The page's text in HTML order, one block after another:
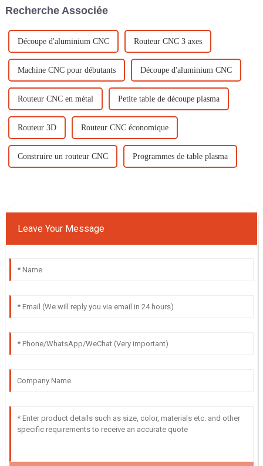
laser acrylique…
PVC...
Recherche Associée
Découpe d'aluminium CNC Routeur CNC 3 axes
Machine CNC pour débutants Découpe d'aluminium CNC
Routeur CNC en métal Petite table de découpe plasma
Routeur 3D Routeur CNC économique
Construire un routeur CNC Programmes de table plasma
Leave Your Message